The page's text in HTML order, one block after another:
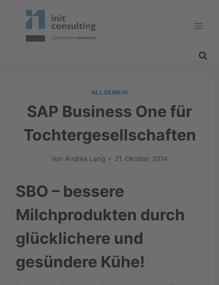
ALLGEMEIN
SAP Business One für
Tochtergesellschaften
Von Andrea Lang 21. Oktober 2014
SBO – bessere
Milchprodukten durch
glücklichere und
gesündere Kühe!